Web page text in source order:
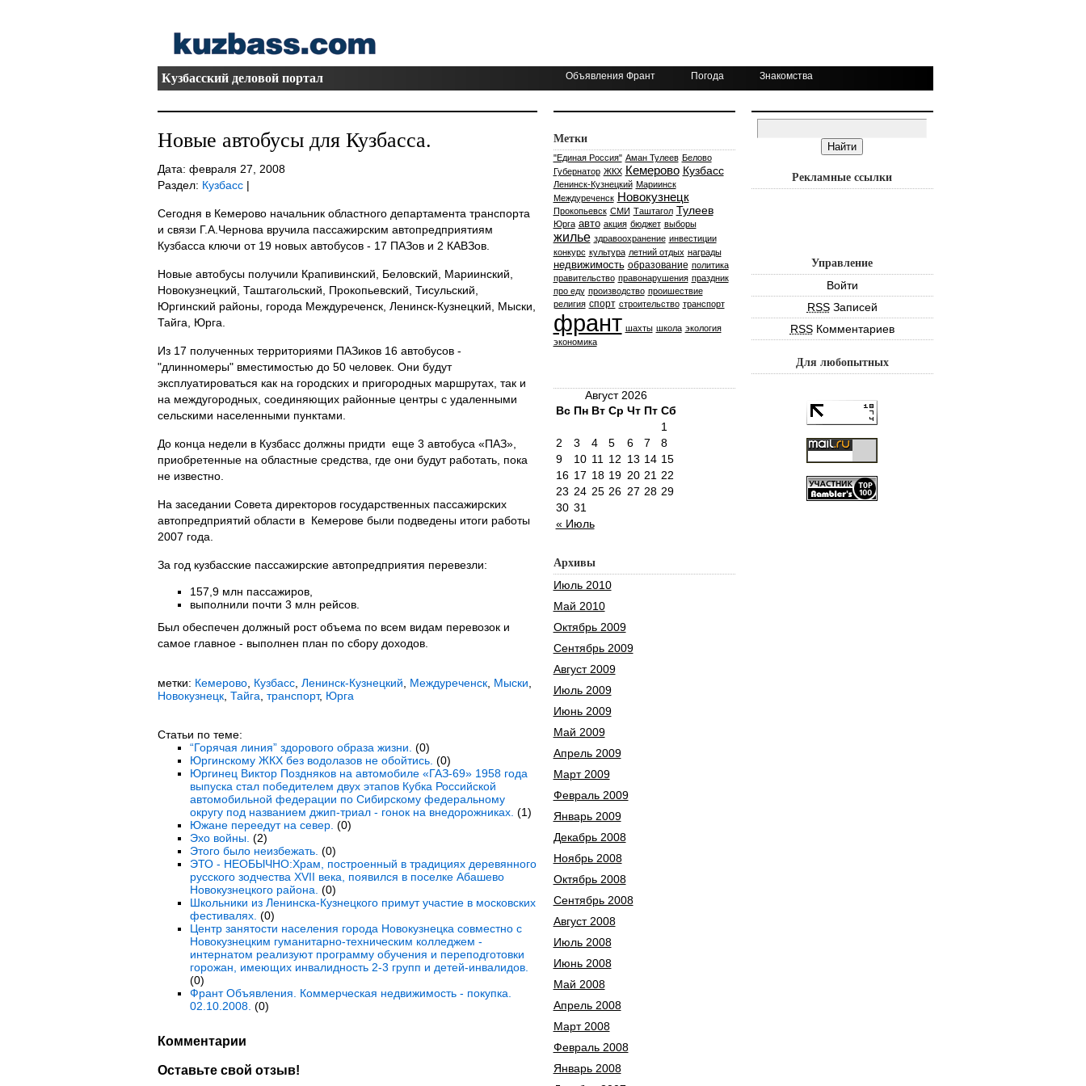
Кузбасский деловой портал Объявления Франт Погода Знакомства
Новые автобусы для Кузбасса.
Дата: февраля 27, 2008
Раздел: Кузбасс|
Сегодня в Кемерово начальник областного департамента транспорта
и связи Г.А.Чернова вручила пассажирским автопредприятиям
Кузбасса ключи от 19 новых автобусов - 17 ПАЗов и 2 КАВЗов.
Новые автобусы получили Крапивинский, Беловский, Мариинский,
Новокузнецкий, Таштагольский, Прокопьевский, Тисульский,
Юргинский районы, города Междуреченск, Ленинск-Кузнецкий, Мыски,
Тайга, Юрга.
Из 17 полученных территориями ПАЗиков 16 автобусов -
"длинномеры" вместимостью до 50 человек. Они будут
эксплуатироваться как на городских и пригородных маршрутах, так и
на междугородных, соединяющих районные центры с удаленными
сельскими населенными пунктами.
До конца недели в Кузбасс должны придти еще 3 автобуса «ПАЗ»,
приобретенные на областные средства, где они будут работать, пока
не известно.
На заседании Совета директоров государственных пассажирских
автопредприятий области в Кемерове были подведены итоги работы
2007 года.
За год кузбасские пассажирские автопредприятия перевезли:
157,9 млн пассажиров,
выполнили почти 3 млн рейсов.
Был обеспечен должный рост объема по всем видам перевозок и
самое главное - выполнен план по сбору доходов.
метки: Кемерово, Кузбасс, Ленинск-Кузнецкий Междуреченск, Мыски
Новокузнецк, Тайга транспорт, Юрга
Статьи по теме:
“Горячая линия” здорового образа жизни. (0)
Юргинскому ЖКХ без водолазов не обойтись. (0)
Юргинец Виктор Поздняков на автомобиле «ГАЗ-69» 1958 года
выпуска стал победителем двух этапов Кубка Российской
автомобильной федерации по Сибирскому федеральному
округу под названием джип-триал - гонок на внедорожниках. (1)
Южане переедут на север. (0)
Эхо войны. (2)
Этого было неизбежать. (0)
ЭТО - НЕОБЫЧНО:Храм, построенный в традициях деревянного
русского зодчества XVII века, появился в поселке Абашево
Новокузнецкого района. (0)
Школьники из Ленинска-Кузнецкого примут участие в московских
фестивалях. (0)
Центр занятости населения города Новокузнецка совместно с
Новокузнецким гуманитарно-техническим колледжем -
интернатом реализуют программу обучения и переподготовки
горожан, имеющих инвалидность 2-3 групп и детей-инвалидов.
(0)
Франт Объявления. Коммерческая недвижимость - покупка.
02.10.2008. (0)
Комментарии
Оставьте свой отзыв!
Метки
"Единая Россия" Аман Тулеев Белово
Губернатор ЖКХ Кемерово Кузбасс
Ленинск-Кузнецкий Мариинск
Междуреченск Новокузнецк
Прокопьевск СМИ Таштагол Тулеев
Юрга авто акция бюджет выборы
жилье здравоохранение инвестиции
конкурс культура летний отдых награды
недвижимость образование политика
правительство правонарушения праздник
про еду производство проишествие
религия спорт строительство транспорт
франт шахты школа экология
экономика
Август 2026
Вс Пн Вт Ср Чт Пт Сб
« Июль
1
2
3 4 5 6 7
8
9
10 11 12 13 14 15
16 17 18 19 20 21 22
23 24 25 26 27 28 29
30 31
Архивы
Июль 2010
Май 2010
Октябрь 2009
Сентябрь 2009
Август 2009
Июль 2009
Июнь 2009
Май 2009
Апрель 2009
Март 2009
Февраль 2009
Январь 2009
Декабрь 2008
Ноябрь 2008
Октябрь 2008
Сентябрь 2008
Август 2008
Июль 2008
Июнь 2008
Май 2008
Апрель 2008
Март 2008
Февраль 2008
Январь 2008
Рекламные ссылки
Управление
Войти
RSSЗаписей
RSSКомментариев
Для любопытных